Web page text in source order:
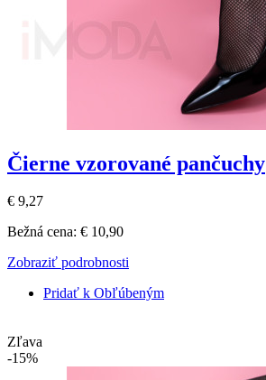
Čierne vzorované pančuchy
€ 9,27
Bežná cena: € 10,90
Zobraziť podrobnosti
Pridať k Obľúbeným
Zľava
-15%